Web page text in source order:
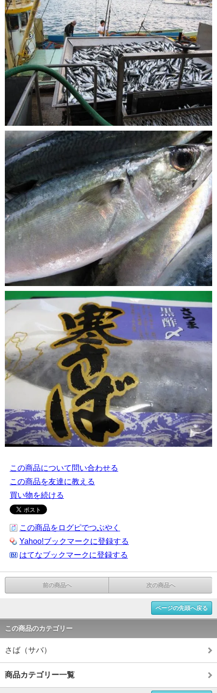
この商品について問い合わせる
この商品を友達に教える
買い物を続ける
この商品をログピでつぶやく
Yahoo!ブックマークに登録する
はてなブックマークに登録する
前の商品へ 次の商品へ
ページの先頭へ戻る
この商品のカテゴリー
さば（サバ）
商品カテゴリー一覧